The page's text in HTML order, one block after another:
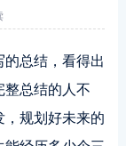
总结，看得出
整总结的人不
，规划好未来的